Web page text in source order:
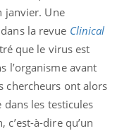
janvier. Une
la revue Clinical
que le virus est
l’organisme avant
chercheurs ont alors
dans les testicules
à-dire qu’un